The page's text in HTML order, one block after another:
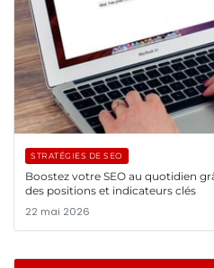
STRATÉGIES DE SEO
Boostez votre SEO au quotidien
des positions et indicateurs clés
22 mai 2026